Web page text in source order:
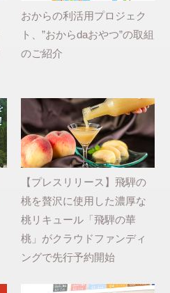
おからの利活用プロジェク
ト、”おからdaおやつ”の取組
のご紹介
【プレスリリース】飛騨の
桃を贅沢に使用した濃厚な
桃リキュール「飛騨の華
桃」がクラウドファンディ
ングで先行予約開始